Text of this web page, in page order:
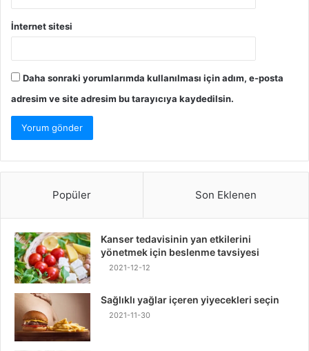
İnternet sitesi
Daha sonraki yorumlarımda kullanılması için adım, e-posta
adresim ve site adresim bu tarayıcıya kaydedilsin.
Popüler Son Eklenen
Kanser tedavisinin yan etkilerini
yönetmek için beslenme tavsiyesi
2021-12-12
Sağlıklı yağlar içeren yiyecekleri seçin
2021-11-30